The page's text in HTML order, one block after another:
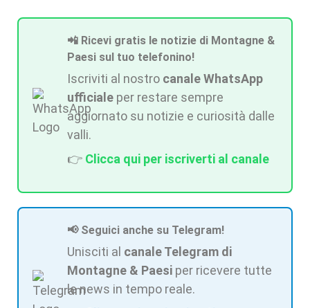
📲 Ricevi gratis le notizie di Montagne &
Paesi sul tuo telefonino!
Iscriviti al nostro canale WhatsApp
ufficiale per restare sempre
aggiornato su notizie e curiosità dalle
valli.
👉 Clicca qui per iscriverti al canale
📢 Seguici anche su Telegram!
Unisciti al canale Telegram di
Montagne & Paesi per ricevere tutte
le news in tempo reale.